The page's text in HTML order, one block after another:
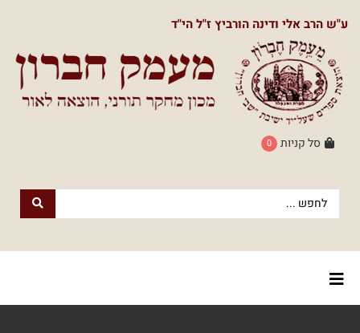
ע"ש הרב אלי ודינה הורביץ ז"ל הי"ד
סל קניות 0
תפריט
ראשי
דף
הבית
הספרים
הספרים
עם
נשמה
הספרים
חברון צור